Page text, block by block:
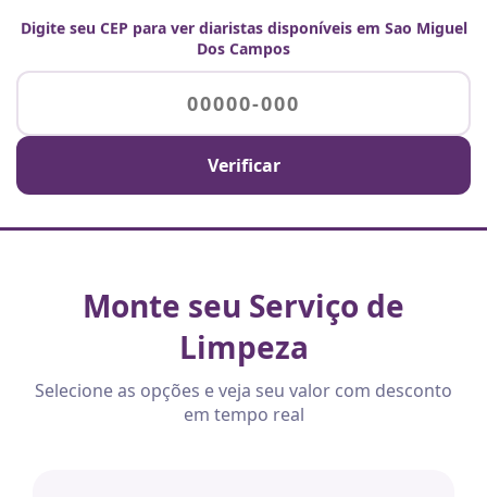
Digite seu CEP para ver diaristas disponíveis em Sao Miguel
Dos Campos
Verificar
Monte seu Serviço de
Limpeza
Selecione as opções e veja seu valor com desconto
em tempo real